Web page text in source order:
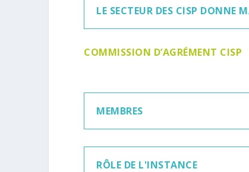
LE SECTEUR DES CISP DONNE
COMMISSION D’AGRÉMENT CISP
MEMBRES
RÔLE DE L'INSTANCE